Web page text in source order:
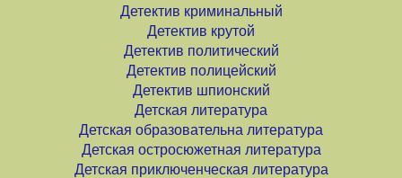
Детектив криминальный
Детектив крутой
Детектив политический
Детектив полицейский
Детектив шпионский
Детская литература
Детская образовательна литература
Детская остросюжетная литература
Детская приключенческая литература